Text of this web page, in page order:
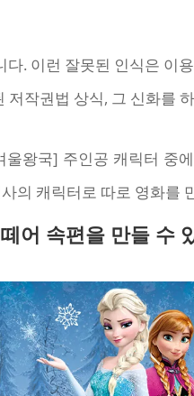
. 이런 잘못된 인식은 이
작권법 상식, 그 신화를
국] 주인공 캐릭터 중에
의 캐릭터로 따로 영화를
어 속편을 만들 수